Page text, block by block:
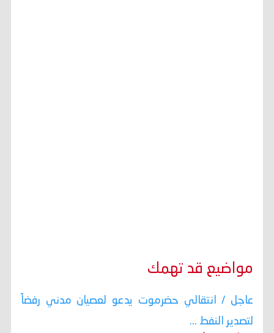
مواضيع قد تهمك
عاجل / انتقالي حضرموت يدعو لعصيان مدني رفضاً
لتصدير النفط ...